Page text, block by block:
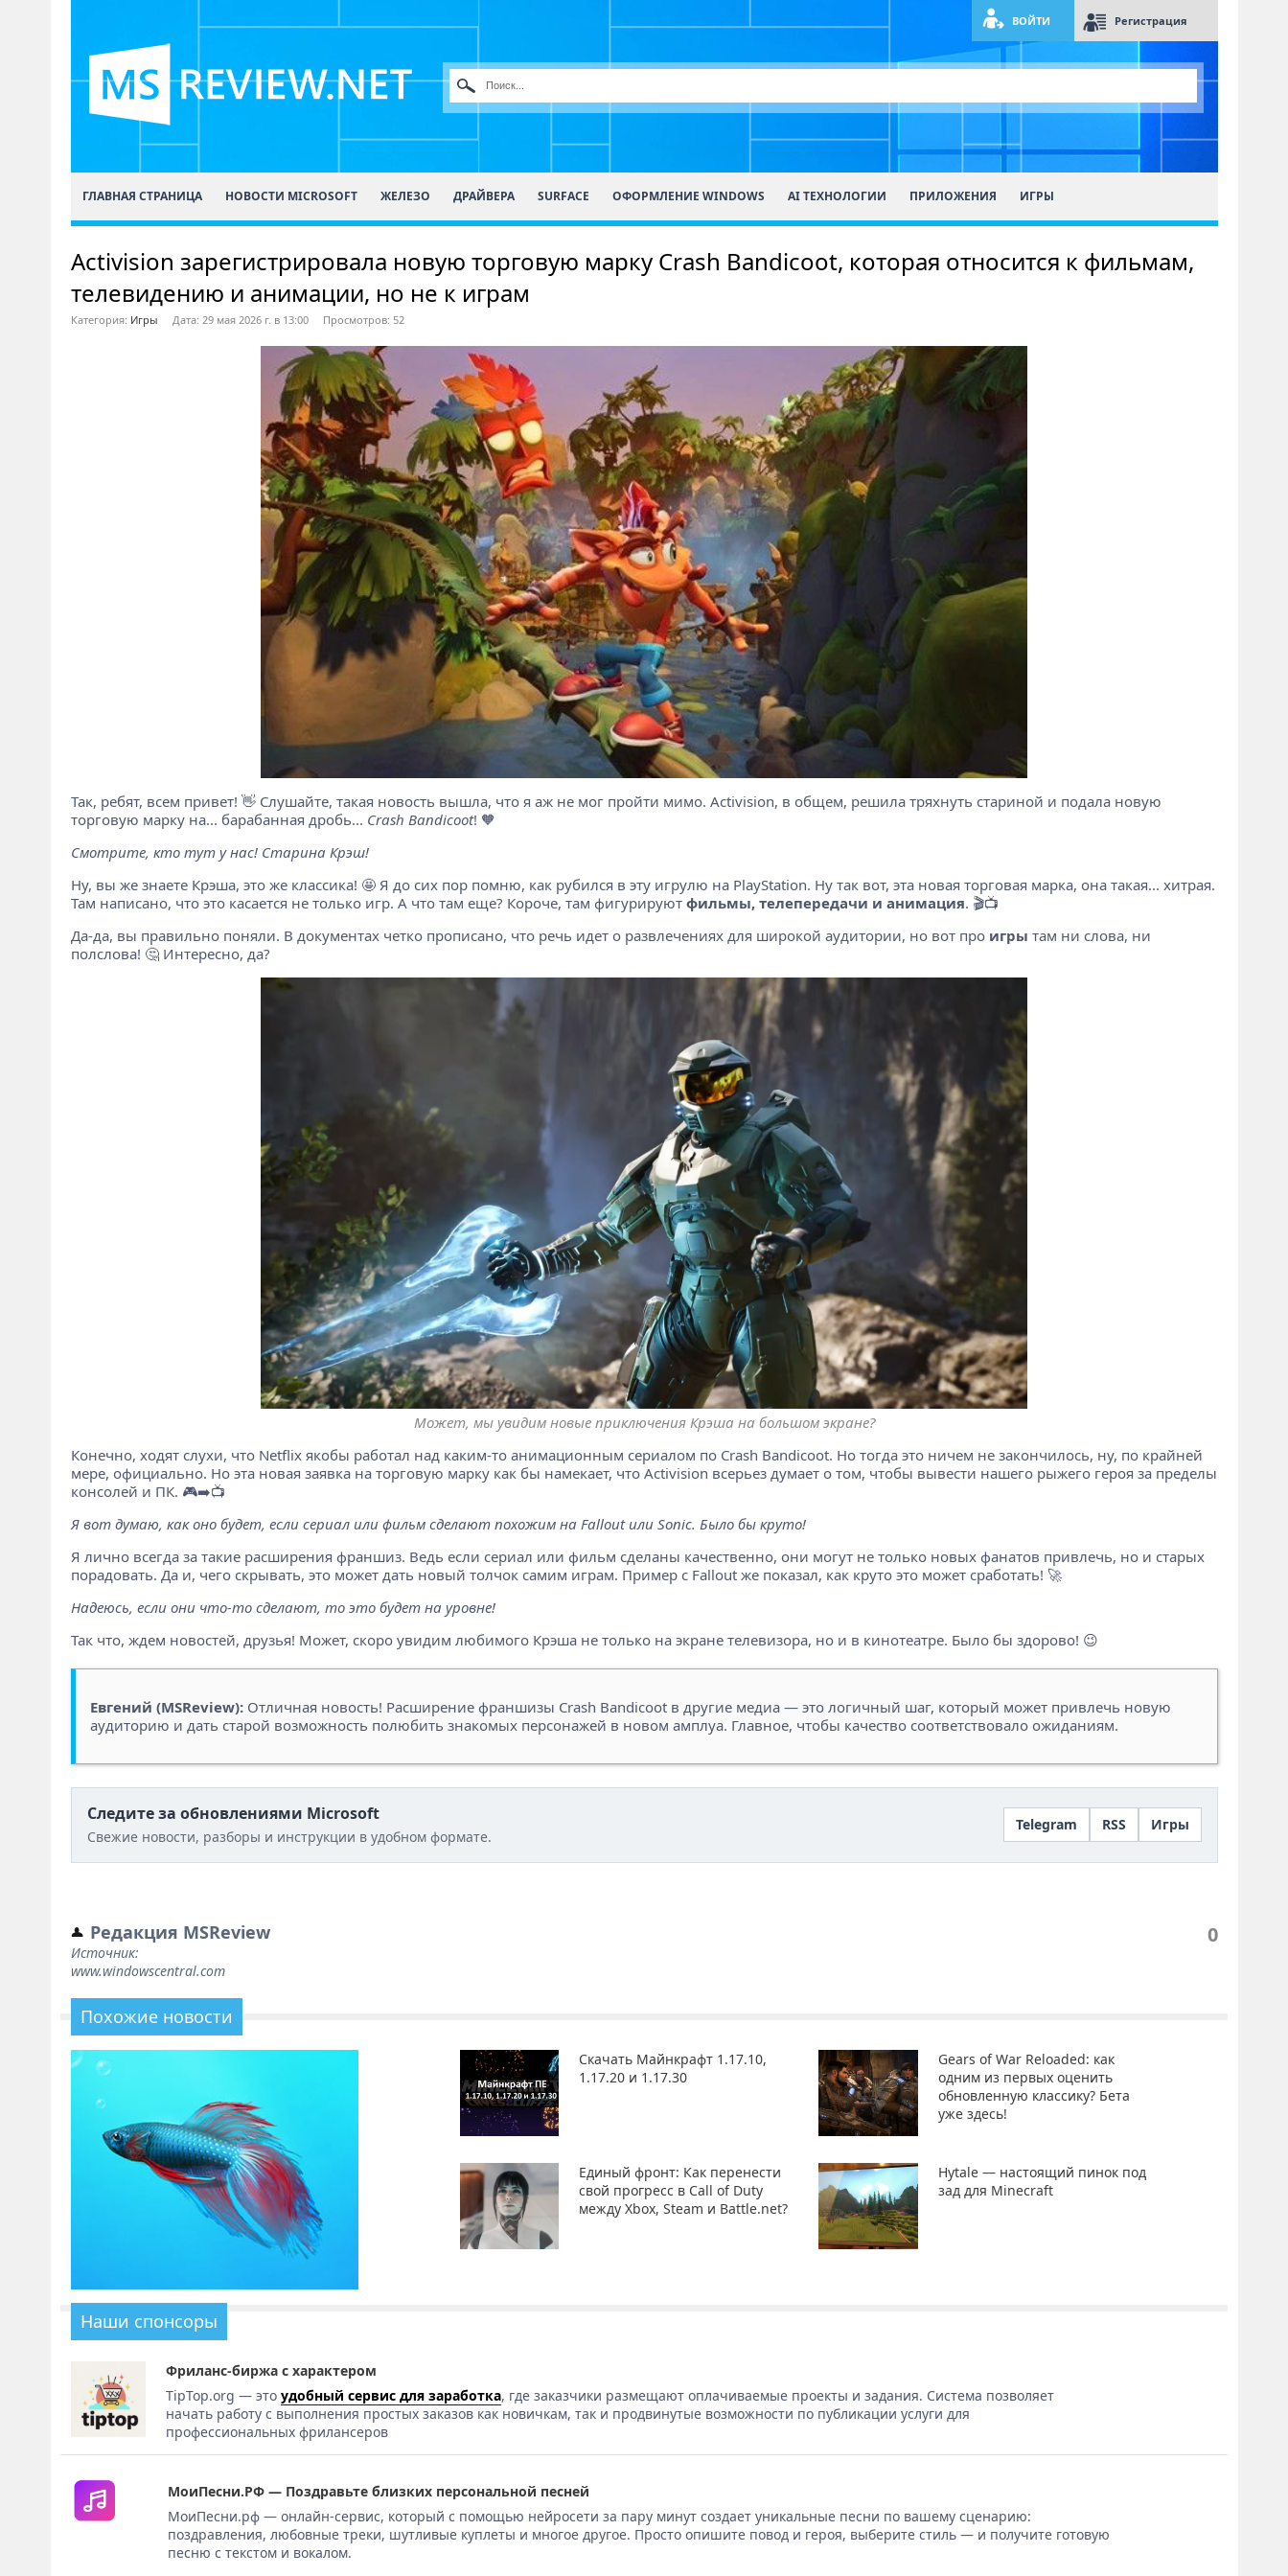
ВОЙТИ Регистрация
ГЛАВНАЯ СТРАНИЦА НОВОСТИ MICROSOFT ЖЕЛЕЗО ДРАЙВЕРА SURFACE ОФОРМЛЕНИЕ WINDOWS AI ТЕХНОЛОГИИ ПРИЛОЖЕНИЯ ИГРЫ
Activision зарегистрировала новую торговую марку Crash Bandicoot, которая относится к фильмам,
телевидению и анимации, но не к играм
Категория: Игры Дата: 29 мая 2026 г. в 13:00 Просмотров: 52
Так, ребят, всем привет! 👋 Слушайте, такая новость вышла, что я аж не мог пройти мимо. Activision, в общем, решила тряхнуть стариной и подала новую
торговую марку на... барабанная дробь... Crash Bandicoot! 🧡
Смотрите, кто тут у нас! Старина Крэш!
Ну, вы же знаете Крэша, это же классика! 🤩 Я до сих пор помню, как рубился в эту игрулю на PlayStation. Ну так вот, эта новая торговая марка, она такая... хитрая.
Там написано, что это касается не только игр. А что там еще? Короче, там фигурируют фильмы, телепередачи и анимация. 🎬📺
Да-да, вы правильно поняли. В документах четко прописано, что речь идет о развлечениях для широкой аудитории, но вот про игры там ни слова, ни
полслова! 🤔 Интересно, да?
Может, мы увидим новые приключения Крэша на большом экране?
Конечно, ходят слухи, что Netflix якобы работал над каким-то анимационным сериалом по Crash Bandicoot. Но тогда это ничем не закончилось, ну, по крайней
мере, официально. Но эта новая заявка на торговую марку как бы намекает, что Activision всерьез думает о том, чтобы вывести нашего рыжего героя за пределы
консолей и ПК. 🎮➡️📺
Я вот думаю, как оно будет, если сериал или фильм сделают похожим на Fallout или Sonic. Было бы круто!
Я лично всегда за такие расширения франшиз. Ведь если сериал или фильм сделаны качественно, они могут не только новых фанатов привлечь, но и старых
порадовать. Да и, чего скрывать, это может дать новый толчок самим играм. Пример с Fallout же показал, как круто это может сработать! 🚀
Надеюсь, если они что-то сделают, то это будет на уровне!
Так что, ждем новостей, друзья! Может, скоро увидим любимого Крэша не только на экране телевизора, но и в кинотеатре. Было бы здорово! 😉
Евгений (MSReview):Отличная новость! Расширение франшизы Crash Bandicoot в другие медиа — это логичный шаг, который может привлечь новую
аудиторию и дать старой возможность полюбить знакомых персонажей в новом амплуа. Главное, чтобы качество соответствовало ожиданиям.
Следите за обновлениями Microsoft
Свежие новости, разборы и инструкции в удобном формате.
Telegram RSS Игры
Редакция MSReview
Источник:
www.windowscentral.com
0
Похожие новости
Скачать Майнкрафт 1.17.10,
1.17.20 и 1.17.30
Gears of War Reloaded: как
одним из первых оценить
обновленную классику? Бета
уже здесь!
Единый фронт: Как перенести
свой прогресс в Call of Duty
между Xbox, Steam и Battle.net?
Hytale — настоящий пинок под
зад для Minecraft
Наши спонсоры
Фриланс-биржа с характером
TipTop.org — этоудобный сервис для заработка, где заказчики размещают оплачиваемые проекты и задания. Система позволяет
начать работу с выполнения простых заказов как новичкам, так и продвинутые возможности по публикации услуги для
профессиональных фрилансеров
МоиПесни.РФ — Поздравьте близких персональной песней
МоиПесни.рф — онлайн-сервис, который с помощью нейросети за пару минут создает уникальные песни по вашему сценарию:
поздравления, любовные треки, шутливые куплеты и многое другое. Просто опишите повод и героя, выберите стиль — и получите готовую
песню с текстом и вокалом.